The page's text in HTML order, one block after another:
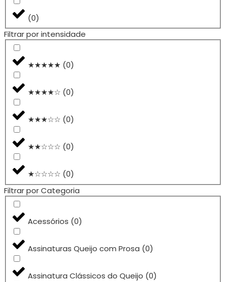
(0)
Filtrar por intensidade
★★★★★ (0)
★★★★☆ (0)
★★★☆☆ (0)
★★☆☆☆ (0)
★☆☆☆☆ (0)
Filtrar por Categoria
Acessórios (0)
Assinaturas Queijo com Prosa (0)
Assinatura Clássicos do Queijo (0)